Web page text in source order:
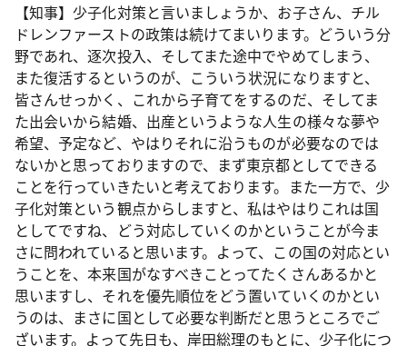
【知事】少子化対策と言いましょうか、お子さん、チル
ドレンファーストの政策は続けてまいります。どういう分
野であれ、逐次投入、そしてまた途中でやめてしまう、
また復活するというのが、こういう状況になりますと、
皆さんせっかく、これから子育てをするのだ、そしてま
た出会いから結婚、出産というような人生の様々な夢や
希望、予定など、やはりそれに沿うものが必要なのでは
ないかと思っておりますので、まず東京都としてできる
ことを行っていきたいと考えております。また一方で、少
子化対策という観点からしますと、私はやはりこれは国
としてですね、どう対応していくのかということが今ま
さに問われていると思います。よって、この国の対応とい
うことを、本来国がなすべきことってたくさんあるかと
思いますし、それを優先順位をどう置いていくのかとい
うのは、まさに国として必要な判断だと思うところでご
ざいます。よって先日も、岸田総理のもとに、少子化につ